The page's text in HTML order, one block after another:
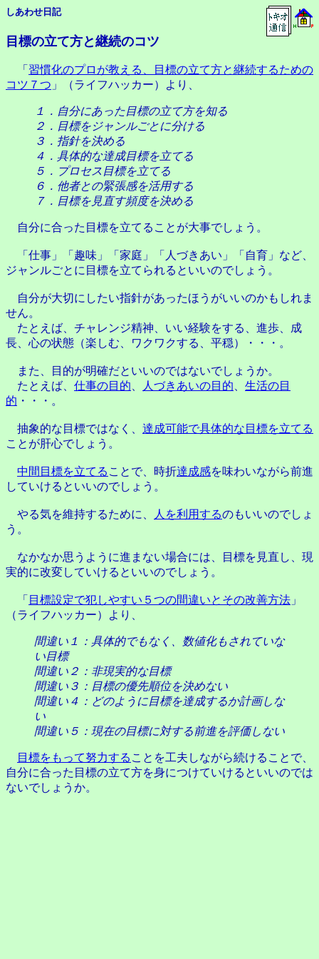
しあわせ日記
目標の立て方と継続のコツ
「 習慣化のプロが教える、目標の立て方と継続するための
コツ７つ 」（ライフハッカー）より、
１．自分にあった目標の立て方を知る
２．目標をジャンルごとに分ける
３．指針を決める
４．具体的な達成目標を立てる
５．プロセス目標を立てる
６．他者との緊張感を活用する
７．目標を見直す頻度を決める
自分に合った目標を立てることが大事でしょう。
「仕事」「趣味」「家庭」「人づきあい」「自育」など、
ジャンルごとに目標を立てられるといいのでしょう。
自分が大切にしたい指針があったほうがいいのかもしれま
せん。
たとえば、チャレンジ精神、いい経験をする、進歩、成
長、心の状態（楽しむ、ワクワクする、平穏）・・・。
また、目的が明確だといいのではないでしょうか。
たとえば、 仕事の目的 人づきあいの目的
生活の目
的 ・・・。
抽象的な目標ではなく、 達成可能で具体的な目標を立てる
ことが肝心でしょう。
中間目標を立てる ことで、時折達成感を味わいながら前進
していけるといいのでしょう。
やる気を維持するために、 人を利用するのもいいのでしょ
う。
なかなか思うように進まない場合には、目標を見直し、現
実的に改変していけるといいのでしょう。
「 目標設定で犯しやすい５つの間違いとその改善方法 」
（ライフハッカー）より、
間違い１：具体的でもなく、数値化もされていな
い目標
間違い２：非現実的な目標
間違い３：目標の優先順位を決めない
間違い４：どのように目標を達成するか計画しな
い
間違い５：現在の目標に対する前進を評価しない
目標をもって努力する ことを工夫しながら続けることで、
自分に合った目標の立て方を身につけていけるといいのでは
ないでしょうか。